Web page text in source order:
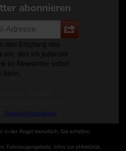
abonnieren
in der Regel monatlich. Sie erhalten
Fahrzeugangebote, Infos zur eMobilität,